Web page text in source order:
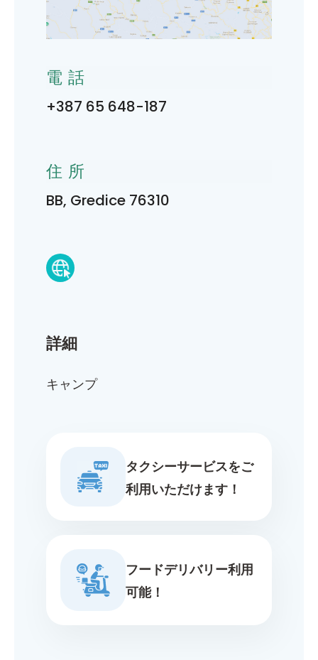
詳細
キャンプ
タクシーサービスをご
利用いただけます！
フードデリバリー利用
可能！
電話
+387 65 648-187
住所
BB, Gredice 76310